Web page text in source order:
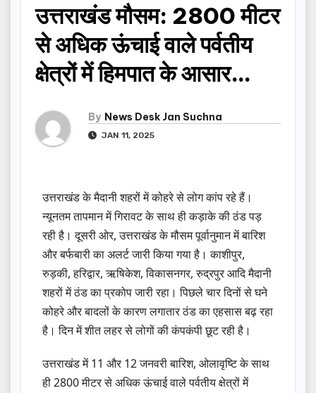
उत्तराखंड मौसम: 2800 मीटर
से अधिक ऊंचाई वाले पर्वतीय
क्षेत्रों में हिमपात के आसार…
By News Desk Jan Suchna
JAN 11, 2025
उत्तराखंड के मैदानी शहरों में कोहरे से लोग कांप रहे हैं।
न्यूनतम तापमान में गिरावट के साथ ही कड़ाके की ठंड पड़
रही है। दूसरी ओर, उत्तराखंड के मौसम पूर्वानुमान में बारिश
और बर्फबारी का अलर्ट जारी किया गया है। काशीपुर,
रुड़की, हरिद्वार, ऋषिकेश, विकासनगर, रुद्रपुर आदि मैदानी
शहरों में ठंड का प्रकोप जारी रहा। पिछले चार दिनों से घने
कोहरे और बादलों के कारण लगातार ठंड का एहसास बढ़ रहा
है। दिन में शीत लहर से लोगों की कंपकंपी छूट रही है।
उत्तराखंड में 11 और 12 जनवरी बारिश, ओलावृष्टि के साथ
ही 2800 मीटर से अधिक ऊंचाई वाले पर्वतीय क्षेत्रों में